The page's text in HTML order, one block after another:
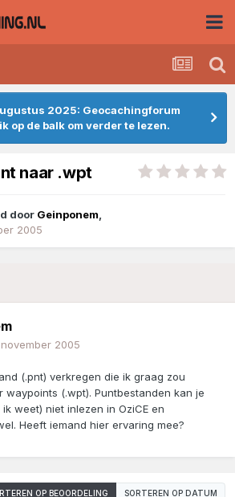
2025: Geocachingforum
op de balk om verder te lezen.
naar .wpt
door Geinponem,
2005
2005
(.pnt) verkregen die ik graag zou
waypoints (.wpt). Puntbestanden kan je
weet) niet inlezen in OziCE en
Heeft iemand hier ervaring mee?
OP BEOORDELING SORTEREN OP DATUM